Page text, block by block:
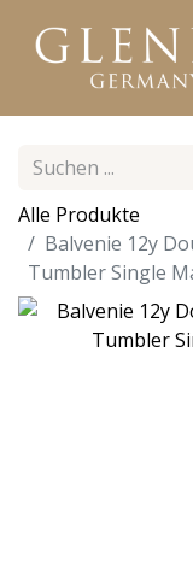
Alle Produkte
Balvenie 12y
Tumbler Single